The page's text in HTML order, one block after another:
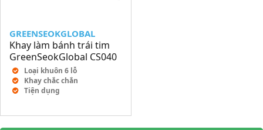
GREENSEOKGLOBAL
Khay làm bánh trái tim
GreenSeokGlobal CS040
Loại khuôn 6 lỗ
Khay chắc chắn
Tiện dụng